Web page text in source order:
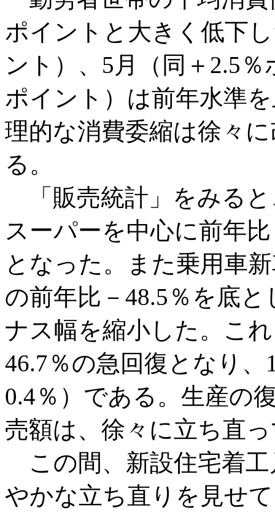
ポイントと大きく低下
ント）、5月（同＋2.5
ポイント）は前年水準
理的な消費委縮は徐々
る。
「販売統計」をみると
スーパーを中心に前年
となった。また乗用車
の前年比－48.5％を底
ナス幅を縮小した。こ
46.7％の急回復となり
0.4％）である。生産の
売額は、徐々に立ち直
この間、新設住宅着工
やかな立ち直りを見せ